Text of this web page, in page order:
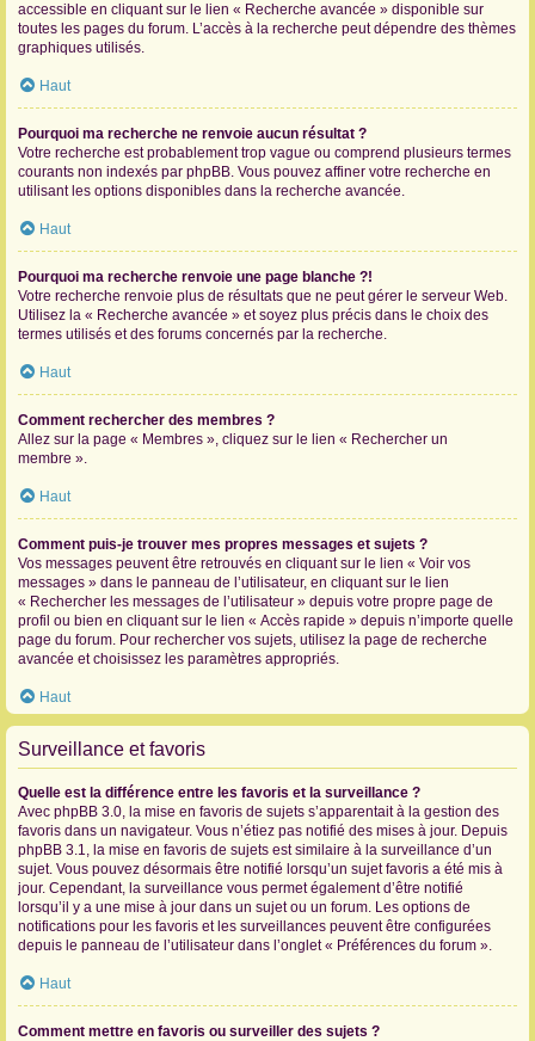
accessible en cliquant sur le lien « Recherche avancée » disponible sur
toutes les pages du forum. L’accès à la recherche peut dépendre des thèmes
graphiques utilisés.
Haut
Pourquoi ma recherche ne renvoie aucun résultat ?
Votre recherche est probablement trop vague ou comprend plusieurs termes
courants non indexés par phpBB. Vous pouvez affiner votre recherche en
utilisant les options disponibles dans la recherche avancée.
Haut
Pourquoi ma recherche renvoie une page blanche ?!
Votre recherche renvoie plus de résultats que ne peut gérer le serveur Web.
Utilisez la « Recherche avancée » et soyez plus précis dans le choix des
termes utilisés et des forums concernés par la recherche.
Haut
Comment rechercher des membres ?
Allez sur la page « Membres », cliquez sur le lien « Rechercher un
membre ».
Haut
Comment puis-je trouver mes propres messages et sujets ?
Vos messages peuvent être retrouvés en cliquant sur le lien « Voir vos
messages » dans le panneau de l’utilisateur, en cliquant sur le lien
« Rechercher les messages de l’utilisateur » depuis votre propre page de
profil ou bien en cliquant sur le lien « Accès rapide » depuis n’importe quelle
page du forum. Pour rechercher vos sujets, utilisez la page de recherche
avancée et choisissez les paramètres appropriés.
Haut
Surveillance et favoris
Quelle est la différence entre les favoris et la surveillance ?
Avec phpBB 3.0, la mise en favoris de sujets s’apparentait à la gestion des
favoris dans un navigateur. Vous n’étiez pas notifié des mises à jour. Depuis
phpBB 3.1, la mise en favoris de sujets est similaire à la surveillance d’un
sujet. Vous pouvez désormais être notifié lorsqu’un sujet favoris a été mis à
jour. Cependant, la surveillance vous permet également d’être notifié
lorsqu’il y a une mise à jour dans un sujet ou un forum. Les options de
notifications pour les favoris et les surveillances peuvent être configurées
depuis le panneau de l’utilisateur dans l’onglet « Préférences du forum ».
Haut
Comment mettre en favoris ou surveiller des sujets ?